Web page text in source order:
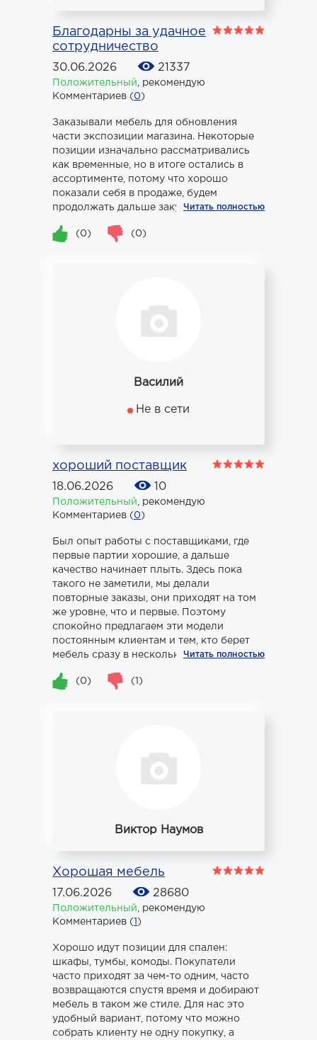
Благодарны за удачное
сотрудничество
30.06.2026 21337
Положительный
рекомендую
Комментариев (0)
Заказывали мебель для обновления
части экспозиции магазина. Некоторые
позиции изначально рассматривались
как временные, но в итоге остались в
ассортименте, потому что хорошо
показали себя в продаже, будем
продолжать дальше закупаться у вас
Читать полностью
(0) (0)
Василий
Не в сети
хороший поставщик
18.06.2026 10
Положительный
рекомендую
Комментариев (0)
Был опыт работы с поставщиками, где
первые партии хорошие, а дальше
качество начинает плыть. Здесь пока
такого не заметили, мы делали
повторные заказы, они приходят на том
же уровне, что и первые. Поэтому
спокойно предлагаем эти модели
постоянным клиентам и тем, кто берет
мебель сразу в несколько комнат.
Читать полностью
(0) (1)
Виктор Наумов
Хорошая мебель
17.06.2026 28680
Положительный
рекомендую
Комментариев (1 )
Хорошо идут позиции для спален:
шкафы, тумбы, комоды. Покупатели
часто приходят за чем-то одним, часто
возвращаются спустя время и добирают
мебель в таком же стиле. Для нас это
удобный вариант, потому что можно
собрать клиенту не одну покупку, а